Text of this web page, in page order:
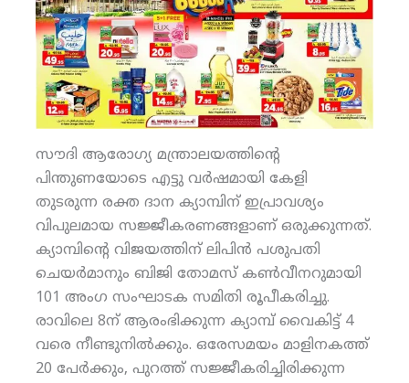
സൗദി ആരോഗ്യ മന്ത്രാലയത്തിന്റെ
പിന്തുണയോടെ എട്ടു വര്‍ഷമായി കേളി
തുടരുന്ന രക്ത ദാന ക്യാമ്പിന് ഇപ്രാവശ്യം
വിപുലമായ സജ്ജീകരണങ്ങളാണ് ഒരുക്കുന്നത്.
ക്യാമ്പിന്റെ വിജയത്തിന് ലിപിന്‍ പശുപതി
ചെയര്‍മാനും ബിജി തോമസ് കണ്‍വീനറുമായി
101 അംഗ സംഘാടക സമിതി രൂപീകരിച്ചു.
രാവിലെ 8ന് ആരംഭിക്കുന്ന ക്യാമ്പ് വൈകിട്ട് 4
വരെ നീണ്ടുനില്‍ക്കും. ഒരേസമയം മാളിനകത്ത്
20 പേര്‍ക്കും, പുറത്ത് സജ്ജീകരിച്ചിരിക്കുന്ന